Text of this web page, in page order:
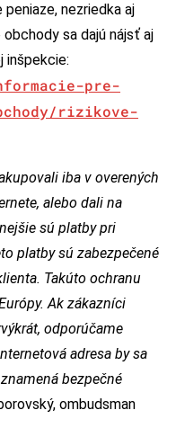
nezriedka aj
sa dajú nájsť aj
inšpekcie:
pre-
rizikove-
iba v overených
alebo dali na
sú platby pri
platby sú zabezpečené
Takúto ochranu
Ak zákazníci
odporúčame
adresa by sa
bezpečné
ombudsman